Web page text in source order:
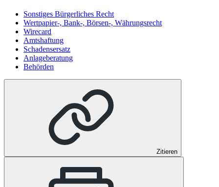
Sonstiges Bürgerliches Recht
Wertpapier-, Bank-, Börsen-, Währungsrecht
Wirecard
Amtshaftung
Schadensersatz
Anlageberatung
Behörden
Zitieren